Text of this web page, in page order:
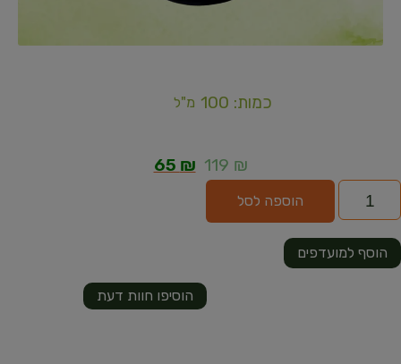
כמות: 100 מ"ל
119 ₪
65 ₪
הוספה לסל
הוסיפו חוות דעת
הוסף למועדפים